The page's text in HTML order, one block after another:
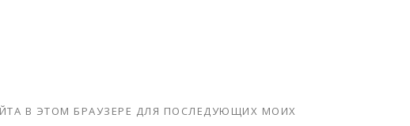
В ЭТОМ БРАУЗЕРЕ ДЛЯ ПОСЛЕДУЮЩИХ МОИХ